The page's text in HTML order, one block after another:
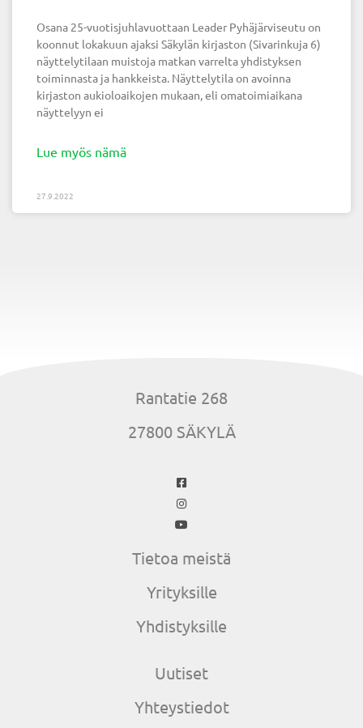
Osana 25-vuotisjuhlavuottaan Leader Pyhäjärviseutu on
koonnut lokakuun ajaksi Säkylän kirjaston (Sivarinkuja 6)
näyttelytilaan muistoja matkan varrelta yhdistyksen
toiminnasta ja hankkeista. Näyttelytila on avoinna
kirjaston aukioloaikojen mukaan, eli omatoimiaikana
näyttelyyn ei
Lue myös nämä
27.9.2022
Rantatie 268
27800 SÄKYLÄ
Tietoa meistä
Yrityksille
Yhdistyksille
Uutiset
Yhteystiedot